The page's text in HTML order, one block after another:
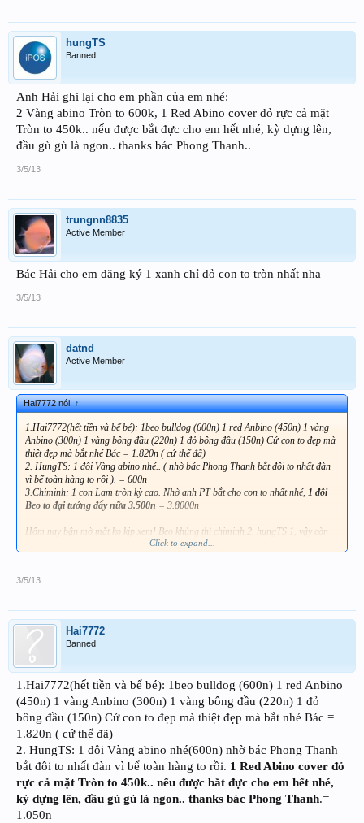
hungTS
Banned
Anh Hải ghi lại cho em phần của em nhé:
2 Vàng abino Tròn to 600k, 1 Red Abino cover đỏ rực cả mặt
Tròn to 450k.. nếu được bắt đực cho em hết nhé, kỳ dựng lên,
đầu gù gù là ngon.. thanks bác Phong Thanh..
3/5/13
trungnn8835
Active Member
Bác Hải cho em đăng ký 1 xanh chỉ đỏ con to tròn nhất nha
3/5/13
datnd
Active Member
Hai7772 nói:↑
1.Hai7772(hết tiền và bể bé): 1beo bulldog (600n) 1 red Anbino (450n) 1 vàng
Anbino (300n) 1 vàng bông đầu (220n) 1 đỏ bông đầu (150n) Cứ con to đẹp mà
thiệt đẹp mà bắt nhé Bác = 1.820n ( cứ thế đã)
2. HungTS: 1 đôi Vàng abino nhé.. ( nhờ bác Phong Thanh bắt đôi to nhất đàn
vì bể toàn hàng to rồi ). = 600n
3.Chiminh: 1 con Lam tròn kỳ cao. Nhờ anh PT bắt cho con to nhất nhé, 1 đôi
Beo to đại tướng đấy nữa 3.500n = 3.8000n
Hôm nay bận mờ mắt ko kịp xem! Beo khủng thì chiminh 2, hungTS 1, vậy còn
lại 1 em thì cho em đăng kí nhé. Em bắt thêm 1 Lam kỳ cao và 1 Mal vàng albino
Còn tinh vân với gì gì đó loạn hết cả lên, chẳng hiểu gì cả. Bác nào show giúp
Click to expand...
3/5/13
Hai7772
Banned
1.Hai7772(hết tiền và bể bé): 1beo bulldog (600n) 1 red Anbino
(450n) 1 vàng Anbino (300n) 1 vàng bông đầu (220n) 1 đỏ
bông đầu (150n) Cứ con to đẹp mà thiệt đẹp mà bắt nhé Bác =
1.820n ( cứ thế đã)
2. HungTS: 1 đôi Vàng abino nhé(600n) nhờ bác Phong Thanh
bắt đôi to nhất đàn vì bể toàn hàng to rồi. 1 Red Abino cover đỏ
rực cả mặt Tròn to 450k.. nếu được bắt đực cho em hết nhé,
kỳ dựng lên, đầu gù gù là ngon.. thanks bác Phong Thanh.=
1.050n